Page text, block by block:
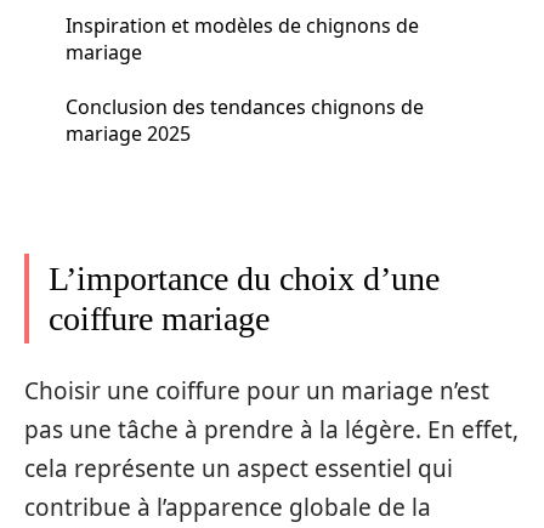
Inspiration et modèles de chignons de
mariage
Conclusion des tendances chignons de
mariage 2025
L’importance du choix d’une
coiffure mariage
Choisir une coiffure pour un mariage n’est
pas une tâche à prendre à la légère. En effet,
cela représente un aspect essentiel qui
contribue à l’apparence globale de la